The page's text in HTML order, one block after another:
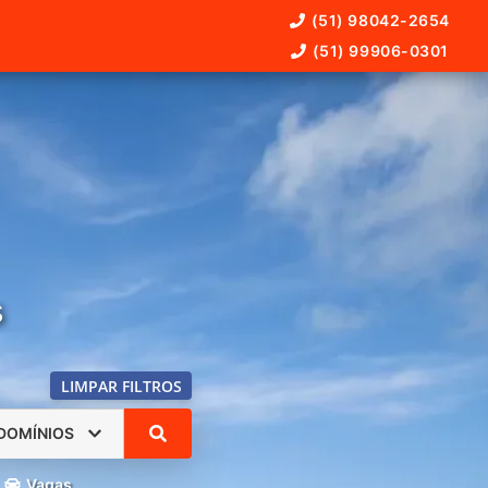
(51) 98042-2654
(51) 99906-0301
LIMPAR FILTROS
Vagas